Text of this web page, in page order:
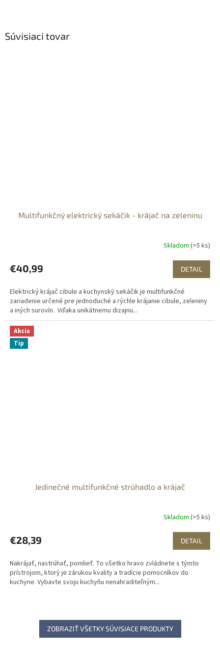
Súvisiaci tovar
Multifunkčný elektrický sekáčik - krájač na zeleninu
Skladom (>5 ks)
€40,99 DETAIL
Elektrický krájač cibule a kuchynský sekáčik je multifunkčné
zariadenie určené pre jednoduché a rýchle krájanie cibule, zeleniny
a iných surovín. Vďaka unikátnemu dizajnu...
Akcia
Tip
Jedinečné multifunkčné strúhadlo a krájač
Skladom (>5 ks)
€28,39 DETAIL
Nakrájať, nastrúhať, pomlieť. To všetko hravo zvládnete s týmto
prístrojom, ktorý je zárukou kvality a tradície pomocníkov do
kuchyne. Vybavte svoju kuchyňu nenahraditeľným...
ZOBRAZIŤ VŠETKY SÚVISIACE PRODUKTY